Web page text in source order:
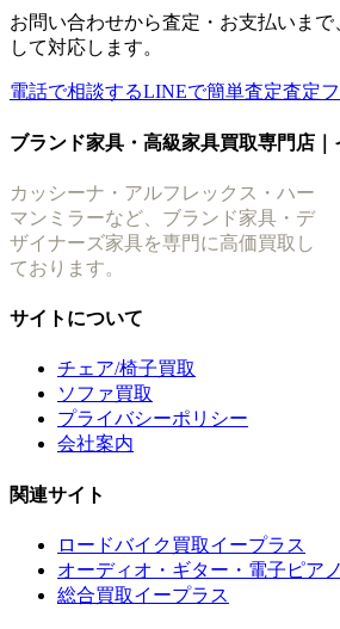
お問い合わせから査定・お支払いま
して対応します。
電話で相談するLINEで簡単査定査定
ブランド家具・高級家具買取専門店｜
カッシーナ・アルフレックス・ハー
マンミラーなど、ブランド家具・デ
ザイナーズ家具を専門に高価買取し
ております。
サイトについて
チェア/椅子買取
ソファ買取
プライバシーポリシー
会社案内
関連サイト
ロードバイク買取イープラス
オーディオ・ギター・電子ピア
総合買取イープラス